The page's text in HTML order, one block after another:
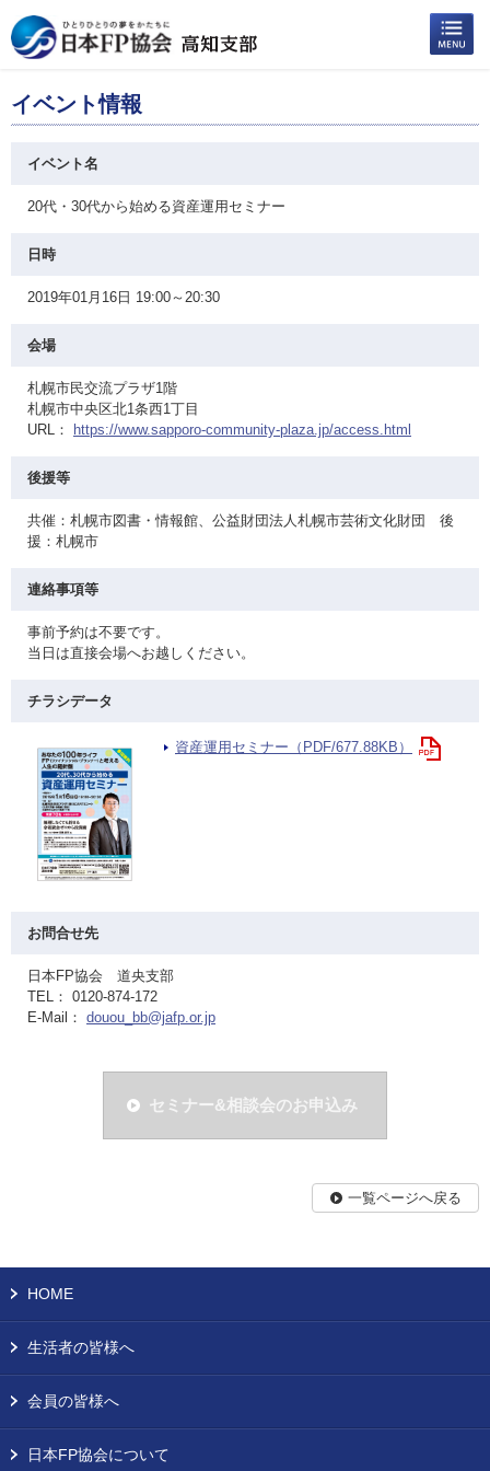
イベント情報
イベント名
20代・30代から始める資産運用セミナー
日時
2019年01月16日 19:00～20:30
会場
札幌市民交流プラザ1階
札幌市中央区北1条西1丁目
URL：
https://www.sapporo-community-plaza.jp/access.html
後援等
共催：札幌市図書・情報館、公益財団法人札幌市芸術文化財団 後
援：札幌市
連絡事項等
事前予約は不要です。
当日は直接会場へお越しください。
チラシデータ
資産運用セミナー（PDF/677.88KB）
お問合せ先
日本FP協会 道央支部
TEL： 0120-874-172
E-Mail： douou_bb@jafp.or.jp
セミナー&相談会のお申込み
一覧ページへ戻る
HOME
生活者の皆様へ
会員の皆様へ
日本FP協会について